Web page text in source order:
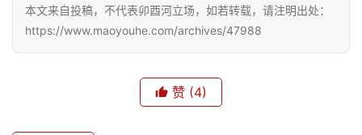
儿
本文来自投稿，不代表卯酉河立场，如若转载，请注明出处：
https://www.maoyouhe.com/archives/47988
赞 (4)